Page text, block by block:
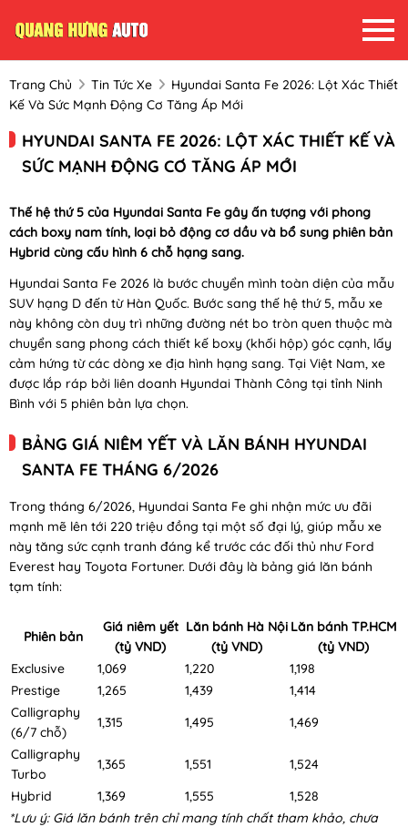
Trang Chủ Tin Tức Xe
Hyundai Santa Fe 2026: Lột Xác Thiết
Kế Và Sức Mạnh Động Cơ Tăng Áp Mới
HYUNDAI SANTA FE 2026: LỘT XÁC THIẾT KẾ VÀ
SỨC MẠNH ĐỘNG CƠ TĂNG ÁP MỚI
Thế hệ thứ 5 của Hyundai Santa Fe gây ấn tượng với phong
cách boxy nam tính, loại bỏ động cơ dầu và bổ sung phiên bản
Hybrid cùng cấu hình 6 chỗ hạng sang.
Hyundai Santa Fe 2026 là bước chuyển mình toàn diện của mẫu
SUV hạng D đến từ Hàn Quốc. Bước sang thế hệ thứ 5, mẫu xe
này không còn duy trì những đường nét bo tròn quen thuộc mà
chuyển sang phong cách thiết kế boxy (khối hộp) góc cạnh, lấy
cảm hứng từ các dòng xe địa hình hạng sang. Tại Việt Nam, xe
được lắp ráp bởi liên doanh Hyundai Thành Công tại tỉnh Ninh
Bình với 5 phiên bản lựa chọn.
BẢNG GIÁ NIÊM YẾT VÀ LĂN BÁNH HYUNDAI
SANTA FE THÁNG 6/2026
Trong tháng 6/2026, Hyundai Santa Fe ghi nhận mức ưu đãi
mạnh mẽ lên tới 220 triệu đồng tại một số đại lý, giúp mẫu xe
này tăng sức cạnh tranh đáng kể trước các đối thủ như Ford
Everest hay Toyota Fortuner. Dưới đây là bảng giá lăn bánh
tạm tính:
Phiên bản
Giá niêm yết
(tỷ VND)
Lăn bánh Hà Nội
(tỷ VND)
Lăn bánh TP.HCM
(tỷ VND)
Exclusive
1,069 1,220
1,198
Prestige
1,265 1,439
1,414
Calligraphy
(6/7 chỗ)
1,315 1,495
1,469
Calligraphy
Turbo
1,365 1,551
1,524
Hybrid
1,369 1,555
1,528
*Lưu ý: Giá lăn bánh trên chỉ mang tính chất tham khảo, chưa